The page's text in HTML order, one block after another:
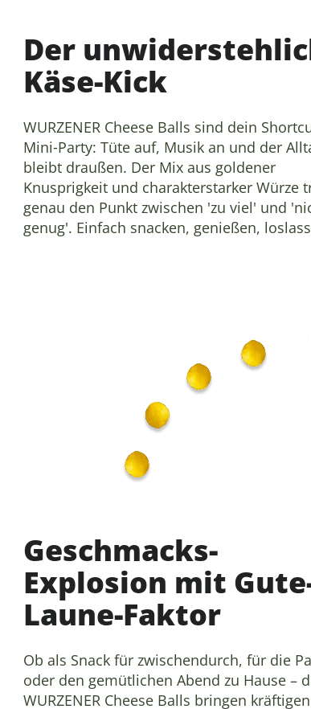
Der
Käse-Kick
WURZENER Cheese Balls sind dein
Mini‑Party: Tüte auf, Musik an und der
bleibt draußen. Der Mix aus goldener
Knusprigkeit und charakterstarker Würze
genau den Punkt zwischen 'zu viel' und
genug'. Einfach snacken, genießen,
Geschmacks-
Explosion mit
Laune-Faktor
Ob als Snack für zwischendurch, für die
oder den gemütlichen Abend zu Hause –
WURZENER Cheese Balls bringen kräftigen